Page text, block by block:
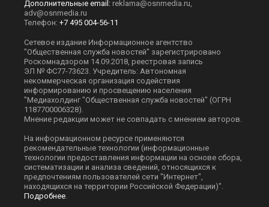
Дополнительные email: reklama@osnmedia.ru,
adv@osnmedia.ru
Телефон: +7 495 004-56-11
Сетевое издание Информационное агентство
"Общественная служба новостей" зарегистрировано
Роскомнадзором 14.09.2018, реестровая запись
ЭЛ № ФС77-73623. Учредитель: Автономная
некоммерческая организация содействия
информированию и просвещению населения
"Медиахолдинг "Общественная служба новостей" (ОГРН
1187700006328).
Мнение редакции может не совпадать с мнением авторов.
На информационном ресурсе применяются
рекомендательные технологии (информационные
технологии предоставления информации на основе сбора,
систематизации и анализа сведений, относящихся к
предпочтениям пользователей сети "Интернет",
находящихся на территории Российской Федерации)".
Подробнее.